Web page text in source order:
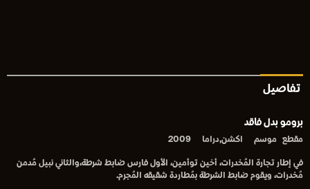
تفاصيل
برومو بدل فاقد
مقطع موسم اكشن,دراما 2009
في إطار تجارة المُخدرات، أخين توأمين، الأول فارس ضابط شرطة،والثاني نبيل مُدمن
مُخدرات، ويقوم ضابط الشرطة بمُطاردة شقيقه المُجرم.